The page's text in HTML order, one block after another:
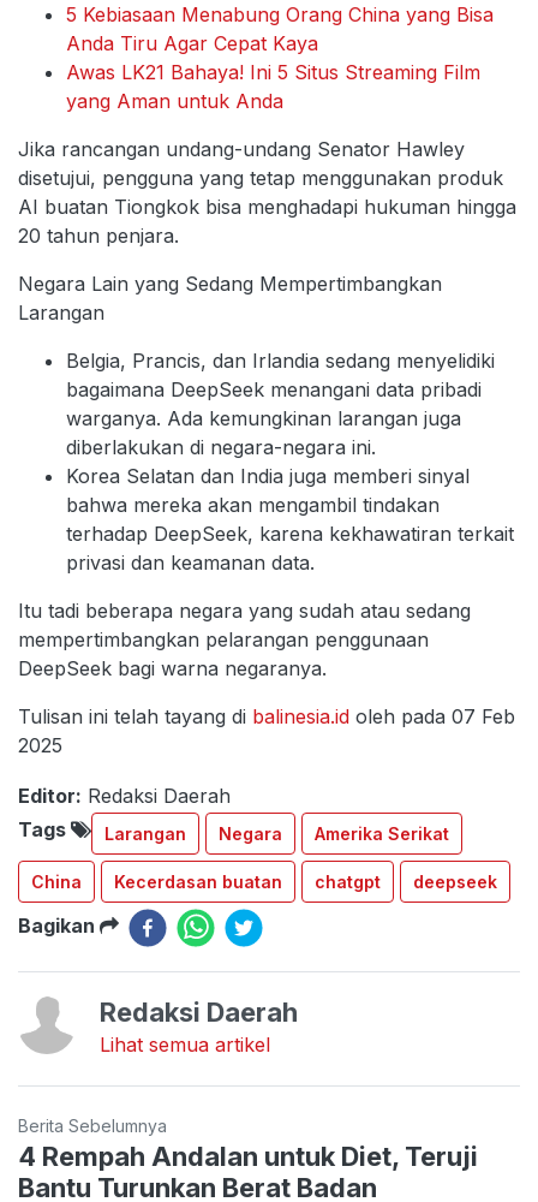
5 Kebiasaan Menabung Orang China yang Bisa
Anda Tiru Agar Cepat Kaya
Awas LK21 Bahaya! Ini 5 Situs Streaming Film
yang Aman untuk Anda
Jika rancangan undang-undang Senator Hawley
disetujui, pengguna yang tetap menggunakan produk
AI buatan Tiongkok bisa menghadapi hukuman hingga
20 tahun penjara.
Negara Lain yang Sedang Mempertimbangkan
Larangan
Belgia, Prancis, dan Irlandia sedang menyelidiki
bagaimana DeepSeek menangani data pribadi
warganya. Ada kemungkinan larangan juga
diberlakukan di negara-negara ini.
Korea Selatan dan India juga memberi sinyal
bahwa mereka akan mengambil tindakan
terhadap DeepSeek, karena kekhawatiran terkait
privasi dan keamanan data.
Itu tadi beberapa negara yang sudah atau sedang
mempertimbangkan pelarangan penggunaan
DeepSeek bagi warna negaranya.
Tulisan ini telah tayang di balinesia.id oleh pada 07 Feb
2025
Editor: Redaksi Daerah
Tags
Larangan Negara Amerika Serikat
China Kecerdasan buatan chatgpt deepseek
Bagikan
Redaksi Daerah
Lihat semua artikel
Berita Sebelumnya
4 Rempah Andalan untuk Diet, Teruji
Bantu Turunkan Berat Badan